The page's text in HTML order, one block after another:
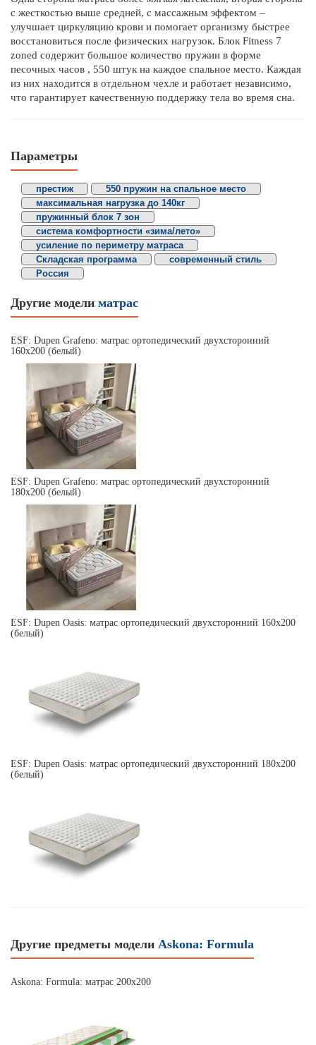
с жесткостью выше средней, с массажным эффектом –
улучшает циркуляцию крови и помогает организму быстрее
восстановиться после физических нагрузок. Блок Fitness 7
zoned содержит большое количество пружин в форме
песочных часов , 550 штук на каждое спальное место. Каждая
из них находится в отдельном чехле и работает независимо,
что гарантирует качественную поддержку тела во время сна.
Параметры
престиж
550 пружин на спальное место
максимальная нагрузка до 140кг
пружинный блок 7 зон
система комфортности «зима/лето»
усиление по периметру матраса
Складская программа
современный стиль
Россия
Другие модели матрас
ESF: Dupen Grafeno: матрас ортопедический двухсторонний
160х200 (белый)
ESF: Dupen Grafeno: матрас ортопедический двухсторонний
180х200 (белый)
ESF: Dupen Oasis: матрас ортопедический двухсторонний 160х200
(белый)
ESF: Dupen Oasis: матрас ортопедический двухсторонний 180х200
(белый)
Другие предметы модели Askona: Formula
Askona: Formula: матрас 200х200